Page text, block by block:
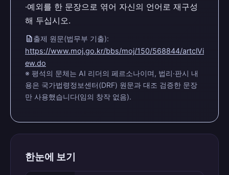
·예외를 한 문장으로 엮어 자신의 언어로 재구성
해 두십시오.
description출제 원문(법무부 기출):
https://www.moj.go.kr/bbs/moj/150/568844/artclVi
ew.do
※ 평석의 문체는 AI 리더의 페르소나이며, 법리·판시 내
용은 국가법령정보센터(DRF) 원문과 대조 검증한 문장
만 사용했습니다(임의 창작 없음).
한눈에 보기